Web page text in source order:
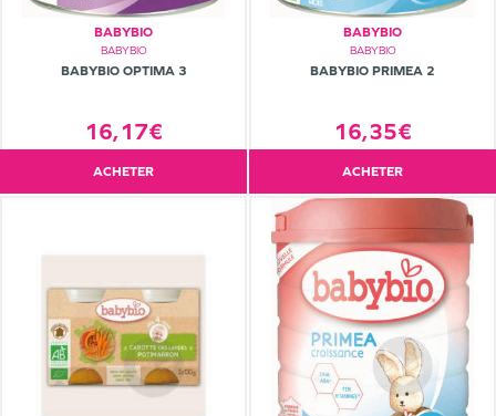
BABYBIO
BABYBIO
BABYBIO OPTIMA 3
16,17€
ACHETER
BABYBIO
BABYBIO
BABYBIO PRIMEA 2
16,35€
ACHETER